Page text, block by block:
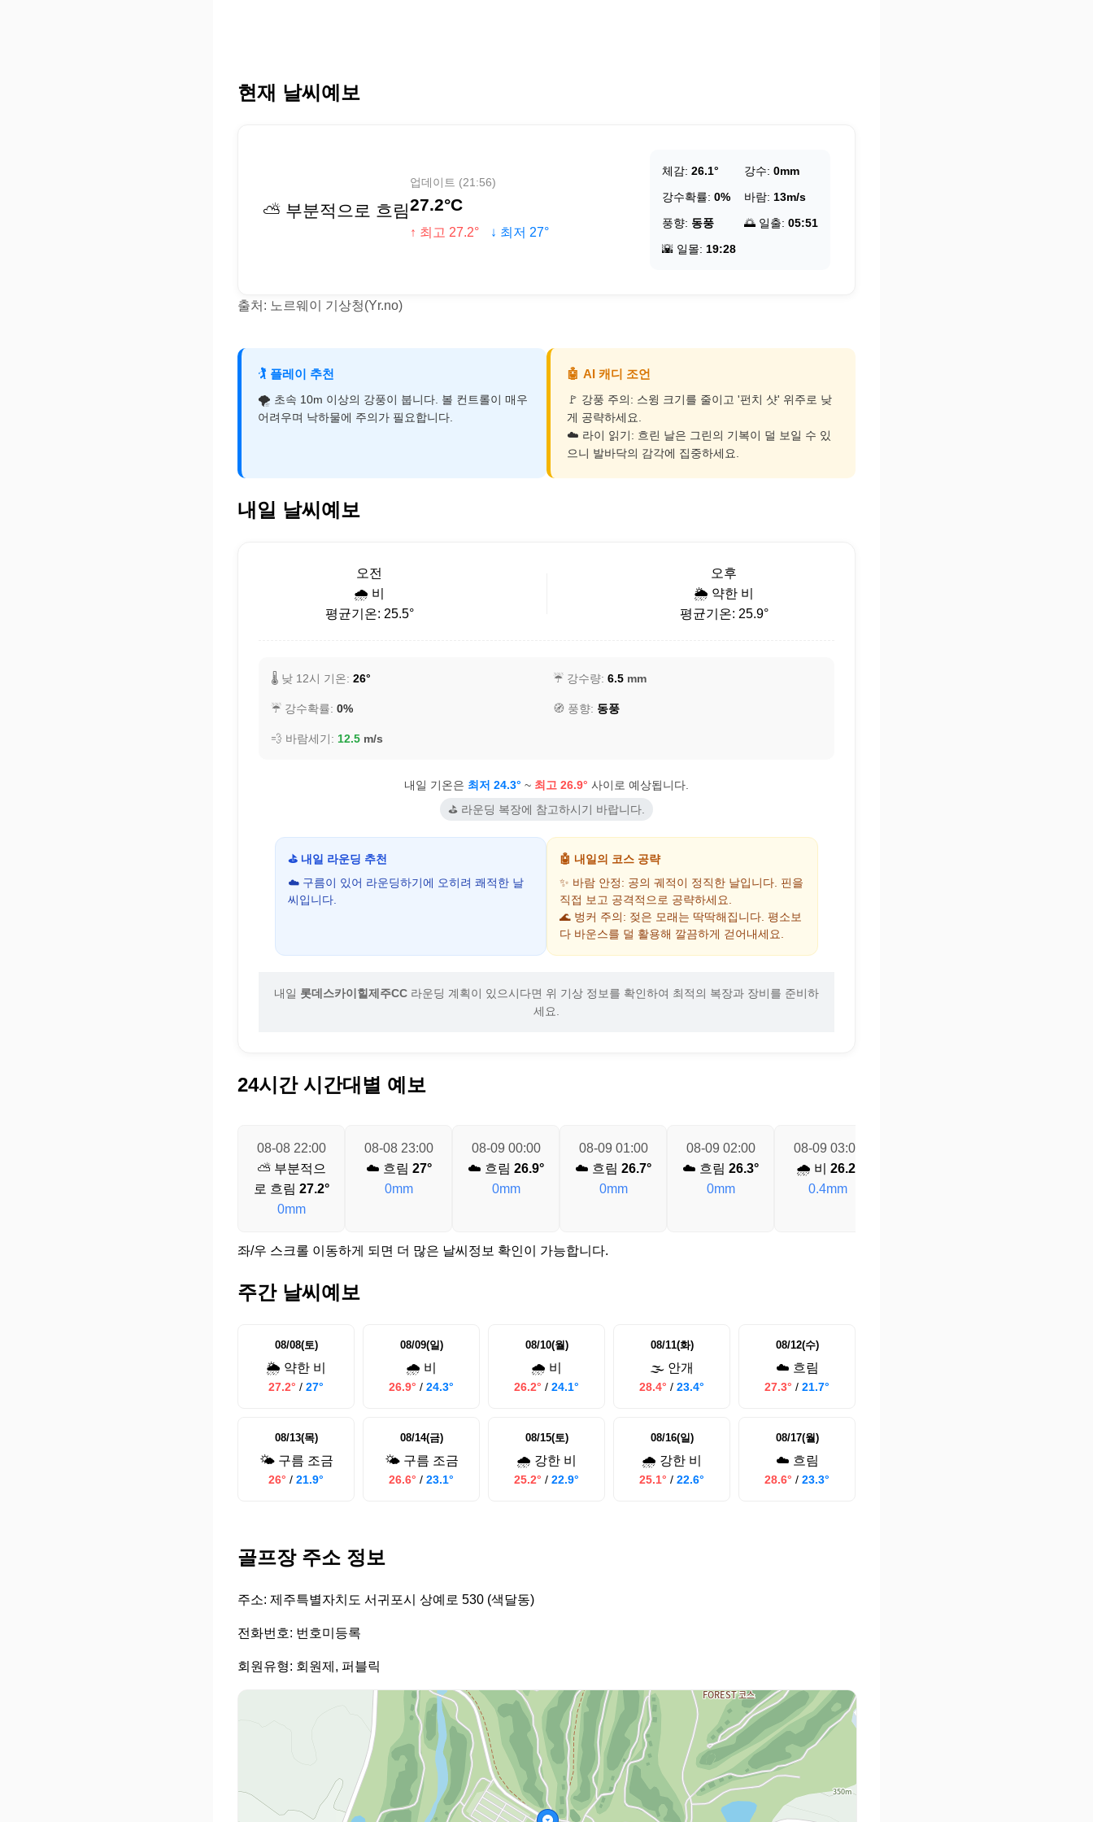
현재 날씨예보
⛅ 부분적으로 흐림
업데이트 (21:56)
27.2°C
↑ 최고 27.2° ↓ 최저 27°
체감: 26.1° 강수: 0mm
강수확률: 0% 바람: 13m/s
풍향: 동풍 🌅 일출: 05:51
🌇 일몰: 19:28
출처: 노르웨이 기상청(Yr.no)
🏌️ 플레이 추천
🌪️ 초속 10m 이상의 강풍이 붑니다. 볼 컨트롤이 매우
어려우며 낙하물에 주의가 필요합니다.
🤖 AI 캐디 조언
🚩 강풍 주의: 스윙 크기를 줄이고 '펀치 샷' 위주로 낮
게 공략하세요.
☁️ 라이 읽기: 흐린 날은 그린의 기복이 덜 보일 수 있
으니 발바닥의 감각에 집중하세요.
내일 날씨예보
오전
🌧️ 비
평균기온: 25.5°
오후
🌦️ 약한 비
평균기온: 25.9°
🌡️ 낮 12시 기온: 26° ☔ 강수량: 6.5 mm
☔ 강수확률: 0% 🧭 풍향: 동풍
💨 바람세기: 12.5 m/s
내일 기온은 최저 24.3° ~ 최고 26.9° 사이로 예상됩니다.
⛳ 라운딩 복장에 참고하시기 바랍니다.
⛳ 내일 라운딩 추천
☁️ 구름이 있어 라운딩하기에 오히려 쾌적한 날
씨입니다.
🤖 내일의 코스 공략
✨ 바람 안정: 공의 궤적이 정직한 날입니다. 핀을
직접 보고 공격적으로 공략하세요.
🌊 벙커 주의: 젖은 모래는 딱딱해집니다. 평소보
다 바운스를 덜 활용해 깔끔하게 걷어내세요.
내일 롯데스카이힐제주CC 라운딩 계획이 있으시다면 위 기상 정보를 확인하여 최적의 복장과 장비를 준비하
세요.
24시간 시간대별 예보
08-08 22:00
⛅ 부분적으
로 흐림 27.2°
0mm
08-08 23:00
☁️ 흐림 27°
0mm
08-09 00:00
☁️ 흐림 26.9°
0mm
08-09 01:00
☁️ 흐림 26.7°
0mm
08-09 02:00
☁️ 흐림 26.3°
0mm
08-09 03:00
🌧️ 비
26.2°
0.4mm
좌/우 스크롤 이동하게 되면 더 많은 날씨정보 확인이 가능합니다.
주간 날씨예보
08/08(토)
🌦️ 약한 비
27.2° / 27°
08/09(일)
🌧️ 비
26.9° / 24.3°
08/10(월)
🌧️ 비
26.2° / 24.1°
08/11(화)
🌫️ 안개
28.4° / 23.4°
08/12(수)
☁️ 흐림
27.3° / 21.7°
08/13(목)
🌤️ 구름 조금
26° / 21.9°
08/14(금)
🌤️ 구름 조금
26.6° / 23.1°
08/15(토)
🌧️ 강한 비
25.2° / 22.9°
08/16(일)
🌧️ 강한 비
25.1° / 22.6°
08/17(월)
☁️ 흐림
28.6° / 23.3°
골프장 주소 정보
주소: 제주특별자치도 서귀포시 상예로 530 (색달동)
전화번호: 번호미등록
회원유형: 회원제, 퍼블릭